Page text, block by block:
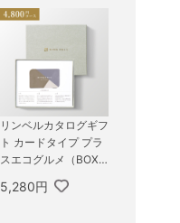
リンベルカタログギフ
ト カードタイプ プラ
スエコグルメ（BOX
ース マゼラン＆エコ
5,280円